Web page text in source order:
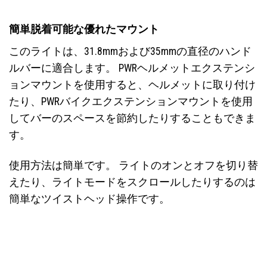
簡単脱着可能な優れたマウント
このライトは、31.8mmおよび35mmの直径のハンド
ルバーに適合します。 PWRヘルメットエクステンシ
ョンマウントを使用すると、ヘルメットに取り付け
たり、PWRバイクエクステンションマウントを使用
してバーのスペースを節約したりすることもできま
す。
使用方法は簡単です。 ライトのオンとオフを切り替
えたり、ライトモードをスクロールしたりするのは
簡単なツイストヘッド操作です。